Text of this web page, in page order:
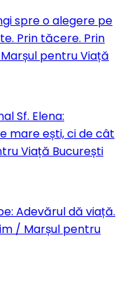
spre o alegere pe
Prin tăcere. Prin
pentru Viață
Sf. Elena:
mare ești, ci de cât
Viață București
Adevărul dă viață.
/ Marșul pentru